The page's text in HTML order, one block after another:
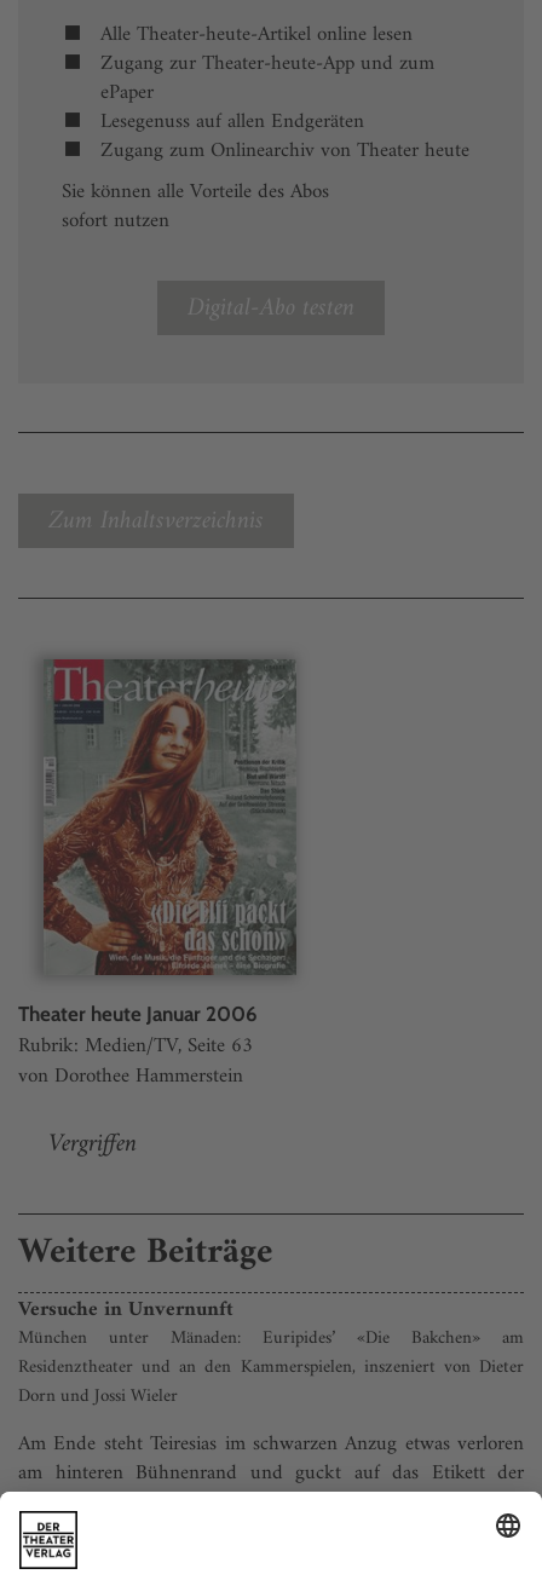
Alle Theater-heute-Artikel online lesen
Zugang zur Theater-heute-App und zum
ePaper
Lesegenuss auf allen Endgeräten
Zugang zum Onlinearchiv von Theater heute
Sie können alle Vorteile des Abos
sofort nutzen
Digital-Abo testen
Zum Inhaltsverzeichnis
Theater heute Januar 2006
Rubrik: Medien/TV, Seite 63
von Dorothee Hammerstein
Vergriffen
Weitere Beiträge
Versuche in Unvernunft
München unter Mänaden: Euripides’ «Die Bakchen» am
Residenztheater und an den Kammerspielen, inszeniert von Dieter
Dorn und Jossi Wieler
Am Ende steht Teiresias im schwarzen Anzug etwas verloren
am hinteren Bühnenrand und guckt auf das Etikett der
Rotweinflasche in seiner Hand. Welcher Jahrgang ist das bloß?
Pentheus ist zerrissen, Mutter Agaue und Papa Kadmos ins
Barbaren-Exil vertrieben, das schöne Theben zerstört, und